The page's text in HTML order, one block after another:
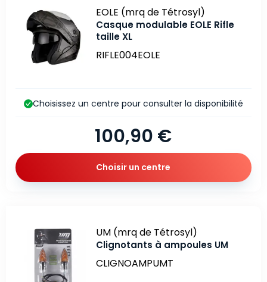
Marque
EOLE (mrq de Tétrosyl)
Casque modulable EOLE Rifle
taille XL
RIFLE004EOLE
100,90 €
Choisissez un centre pour consulter la disponibilité
Choisir un centre
Marque
UM (mrq de Tétrosyl)
Clignotants à ampoules UM
CLIGNOAMPUMT